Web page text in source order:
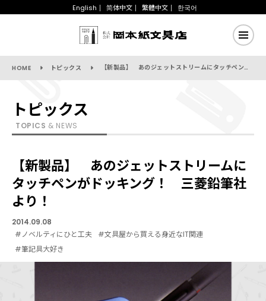
English 简体中文 繁體中文 한국어
HOME トピックス 【新製品】 あのジェットストリームにタッチペンがドッキング！ 三菱鉛筆社より！
トピックス
TOPICS & NEWS
【新製品】 あのジェットストリームに
タッチペンがドッキング！ 三菱鉛筆社
より！
2014.09.08
#ノベルティにひと工夫
#文具屋から買える身近なIT関連
#筆記具大好き